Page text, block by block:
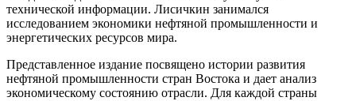
технической информации. Лисичкин занимался
исследованием экономики нефтяной промышленности и
энергетических ресурсов мира.
Представленное издание посвящено истории развития
нефтяной промышленности стран Востока и дает анализ
экономическому состоянию отрасли. Для каждой страны